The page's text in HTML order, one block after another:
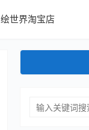
绘世界淘宝店